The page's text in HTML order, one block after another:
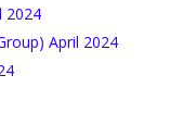
2024
April 2024